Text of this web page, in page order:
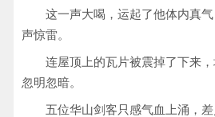
这一声大喝，运起了他体内真
声惊雷。
连屋顶上的瓦片被震掉了下来
忽明忽暗。
五位华山剑客只感气血上涌，